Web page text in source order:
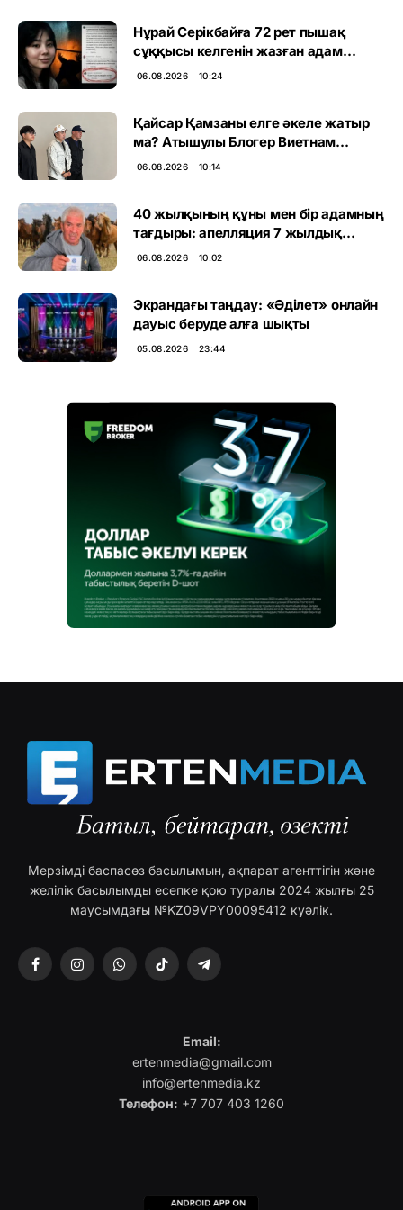
Нұрай Серікбайға 72 рет пышақ
сұққысы келгенін жазған адам
ұсталды
06.08.2026 ∣ 10:24
Қайсар Қамзаны елге әкеле жатыр
ма? Атышулы Блогер Виетнам
әуежайында көзге түсті
06.08.2026 ∣ 10:14
40 жылқының құны мен бір адамның
тағдыры: апелляция 7 жылдық
үкімді бұзды
06.08.2026 ∣ 10:02
Экрандағы таңдау: «Әділет» онлайн
дауыс беруде алға шықты
05.08.2026 ∣ 23:44
Мерзімді баспасөз басылымын, ақпарат агенттігін және
желілік басылымды есепке қою туралы 2024 жылғы 25
маусымдағы №KZ09VPY00095412 куәлік.
FacebookInstagramWhatsAppTikTok Telegram
Email:
ertenmedia@gmail.com
info@ertenmedia.kz
Телефон: +7 707 403 1260